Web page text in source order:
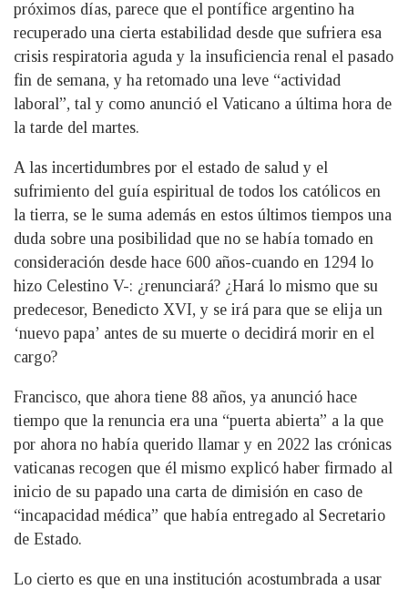
próximos días, parece que el pontífice argentino ha
recuperado una cierta estabilidad desde que sufriera esa
crisis respiratoria aguda y la insuficiencia renal el pasado
fin de semana, y ha retomado una leve “actividad
laboral”, tal y como anunció el Vaticano a última hora de
la tarde del martes.
A las incertidumbres por el estado de salud y el
sufrimiento del guía espiritual de todos los católicos en
la tierra, se le suma además en estos últimos tiempos una
duda sobre una posibilidad que no se había tomado en
consideración desde hace 600 años-cuando en 1294 lo
hizo Celestino V-: ¿renunciará? ¿Hará lo mismo que su
predecesor, Benedicto XVI, y se irá para que se elija un
‘nuevo papa’ antes de su muerte o decidirá morir en el
cargo?
Francisco, que ahora tiene 88 años, ya anunció hace
tiempo que la renuncia era una “puerta abierta” a la que
por ahora no había querido llamar y en 2022 las crónicas
vaticanas recogen que él mismo explicó haber firmado al
inicio de su papado una carta de dimisión en caso de
“incapacidad médica” que había entregado al Secretario
de Estado.
Lo cierto es que en una institución acostumbrada a usar